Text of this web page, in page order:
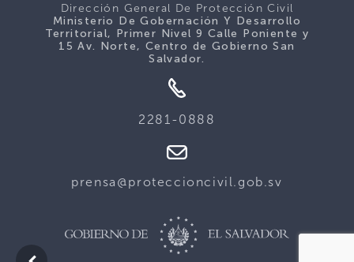
Dirección General De Protección Civil
Ministerio De Gobernación Y Desarrollo
Territorial, Primer Nivel 9 Calle Poniente y
15 Av. Norte, Centro de Gobierno San
Salvador.
2281-0888
prensa@proteccioncivil.gob.sv